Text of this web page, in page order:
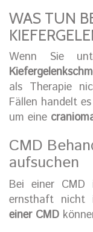
WAS TUN
Wenn Sie
als Therapie
Fällen handelt
um eine
CMD
aufsuchen
Bei einer CMD
ernsthaft nicht
einer CMD